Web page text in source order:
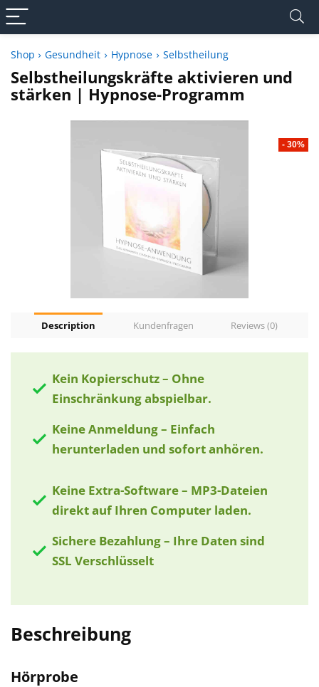
Shop Gesundheit Hypnose Selbstheilung
Selbstheilungskräfte aktivieren und
stärken | Hypnose-Programm
- 30%
Description Kundenfragen Reviews (0)
Kein Kopierschutz – Ohne
Einschränkung abspielbar.
Keine Anmeldung – Einfach
herunterladen und sofort anhören.
Keine Extra-Software – MP3-Dateien
direkt auf Ihren Computer laden.
Sichere Bezahlung – Ihre Daten sind
SSL Verschlüsselt
Beschreibung
Hörprobe